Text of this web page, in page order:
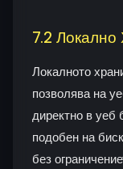
7.2
Локалното
позволява на
директно в уеб
подобен на
без